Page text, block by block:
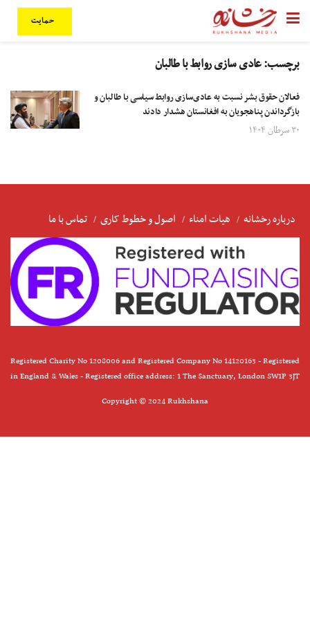
حمایت
برچسب:عادی سازی روابط با طالبان
فعالان حقوق بشر نسبت به عادی‌سازی روابط سیاسی با طالبان و
بازگرداندن پناهجویان به افغانستان هشدار دادند
۳۰ سرطان ۱۴۰۴
درباره رخشانه هیات امناء اصول و خطوط کاری تماس با ما
Registered Charity No 1208006 and Registered Company No 14120163 - Registered
in England & Wales - Registered office address: 1 The Sanctuary, London SW1P 3JT
Copyright © 2024 Rukhshana